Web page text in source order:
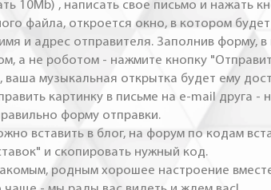
10Mb) , написать свое письмо и нажать
файла, откроется окно, в котором
и адрес отправителя. Заполнив форму,
а не роботом - нажмите кнопку
ваша музыкальная открытка будет ему
картинку в письме на e-mail друга -
форму отправки.
вставить в блог, на форум по кодам
и скопировать нужный код.
родным хорошее настроение